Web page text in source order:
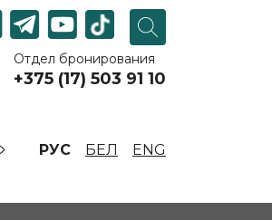
Отдел бронирования
+375 (17) 503 91 10
РУС БЕЛ ENG